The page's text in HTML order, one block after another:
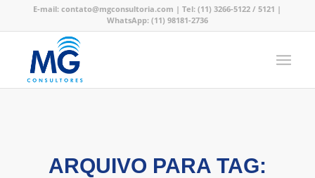
E-mail:contato@mgconsultoria.com |Tel: (11) 3266-5122 / 5121 |
WhatsApp: (11) 98181-2736
ARQUIVO PARA TAG: